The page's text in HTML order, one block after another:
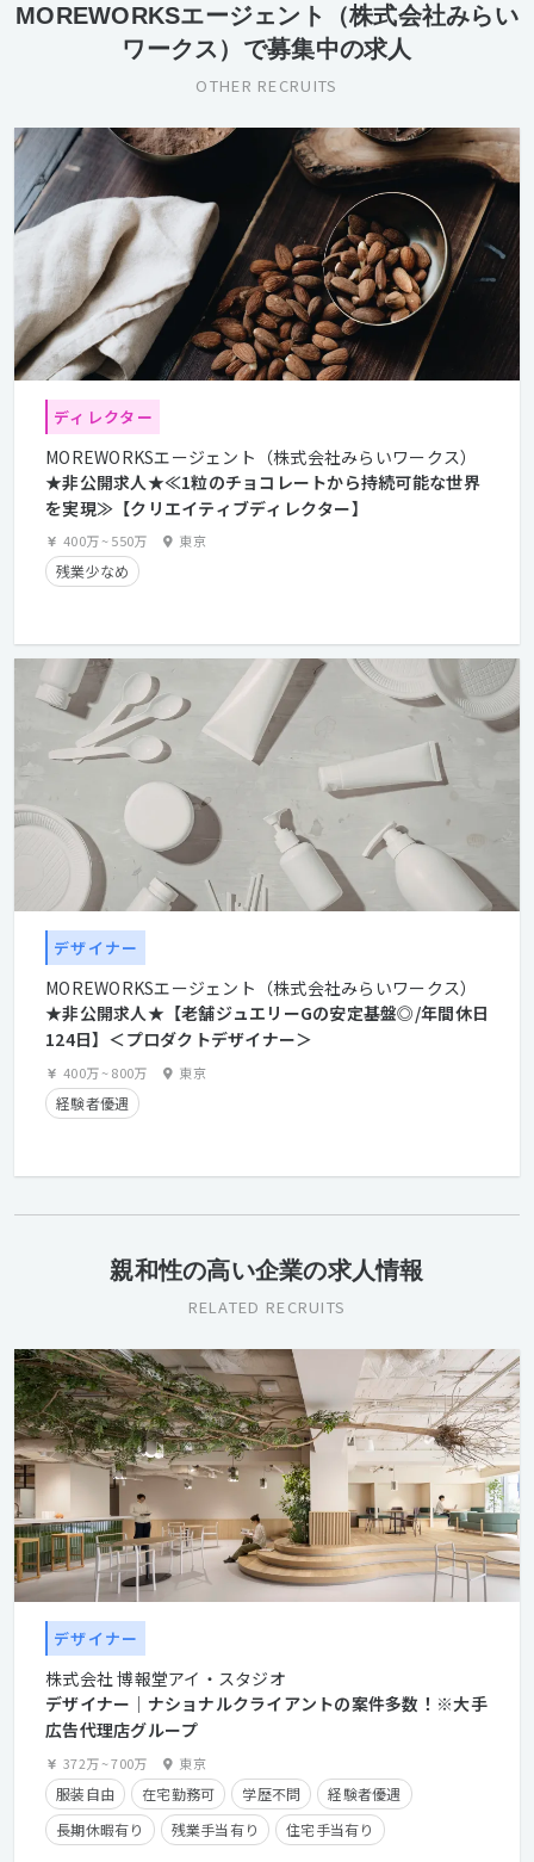
MOREWORKSエージェント（株式会社みらい
ワークス）で募集中の求人
OTHER RECRUITS
ディレクター
MOREWORKSエージェント（株式会社みらいワークス）
★非公開求人★≪1粒のチョコレートから持続可能な世界
を実現≫【クリエイティブディレクター】
400万~550万 東京
残業少なめ
デザイナー
MOREWORKSエージェント（株式会社みらいワークス）
★非公開求人★【老舗ジュエリーGの安定基盤◎/年間休日
124日】＜プロダクトデザイナー＞
400万~800万 東京
経験者優遇
親和性の高い企業の求人情報
RELATED RECRUITS
デザイナー
株式会社 博報堂アイ・スタジオ
デザイナー│ナショナルクライアントの案件多数！※大手
広告代理店グループ
372万~700万 東京
服装自由 在宅勤務可 学歴不問
経験者優遇
長期休暇有り
残業手当有り
住宅手当有り